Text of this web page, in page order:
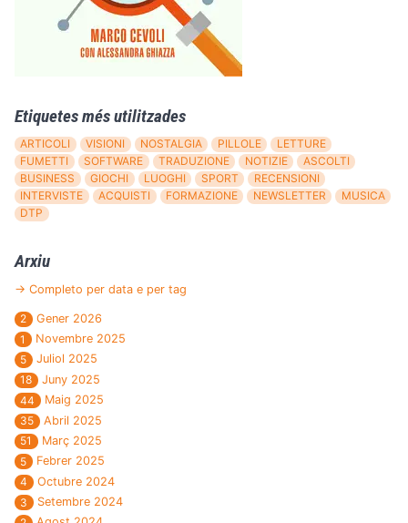
Etiquetes més utilitzades
ARTICOLI VISIONI NOSTALGIA PILLOLE
LETTURE
FUMETTI
SOFTWARE TRADUZIONE NOTIZIE
ASCOLTI
BUSINESS
GIOCHI LUOGHI SPORT
RECENSIONI
INTERVISTE
ACQUISTI FORMAZIONE NEWSLETTER
MUSICA
DTP
Arxiu
→ Completo per data e per tag
2
Gener 2026
1
Novembre 2025
5
Juliol 2025
18
Juny 2025
44
Maig 2025
35
Abril 2025
51
Març 2025
5
Febrer 2025
4
Octubre 2024
3
Setembre 2024